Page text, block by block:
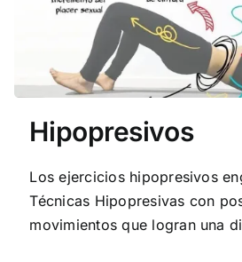
Hipopresivos
Los ejercicios hipopresivos
Técnicas Hipopresivas con
movimientos que logran una